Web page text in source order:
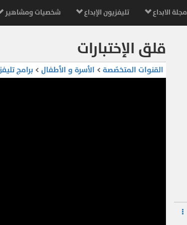
مجلة الابداع تليفزيون الإبداع شخصيات ومشاهير
قلق الإختبارات
القنوات المتخصّصة > الأسرة و الأطفال > برامج